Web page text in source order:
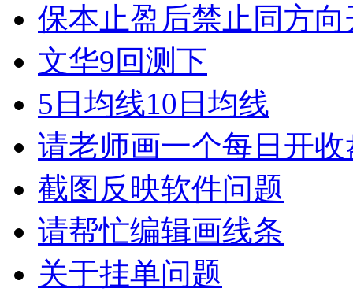
保本止盈后禁止同方向
文华9回测下
5日均线10日均线
请老师画一个每日开
截图反映软件问题
请帮忙编辑画线条
关于挂单问题